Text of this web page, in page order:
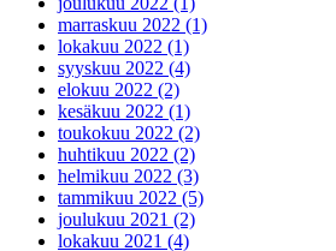
marraskuu 2022 (1)
lokakuu 2022 (1)
syyskuu 2022 (4)
elokuu 2022 (2)
kesäkuu 2022 (1)
toukokuu 2022 (2)
huhtikuu 2022 (2)
helmikuu 2022 (3)
tammikuu 2022 (5)
joulukuu 2021 (2)
lokakuu 2021 (4)